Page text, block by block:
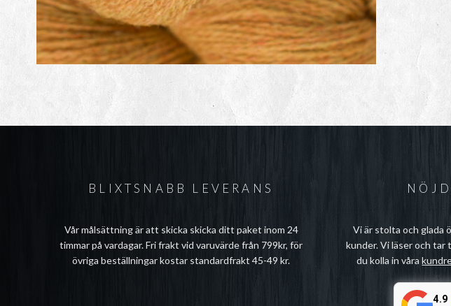
BLIXTSNABB LEVERANS
Vår målsättning är att skicka skicka ditt paket inom 24
timmar på vardagar. Fri frakt vid varuvärde från 799kr, för
övriga beställningar kostar standardfrakt 45-49 kr.
Vi är stolta och glada
kunder. Vi läser och tar
du kolla in våra
4.9